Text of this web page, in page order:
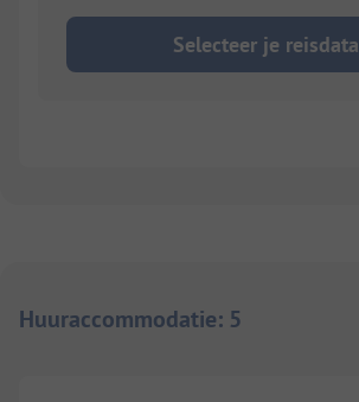
Selecteer je reisdata
Huuraccommodatie: 5